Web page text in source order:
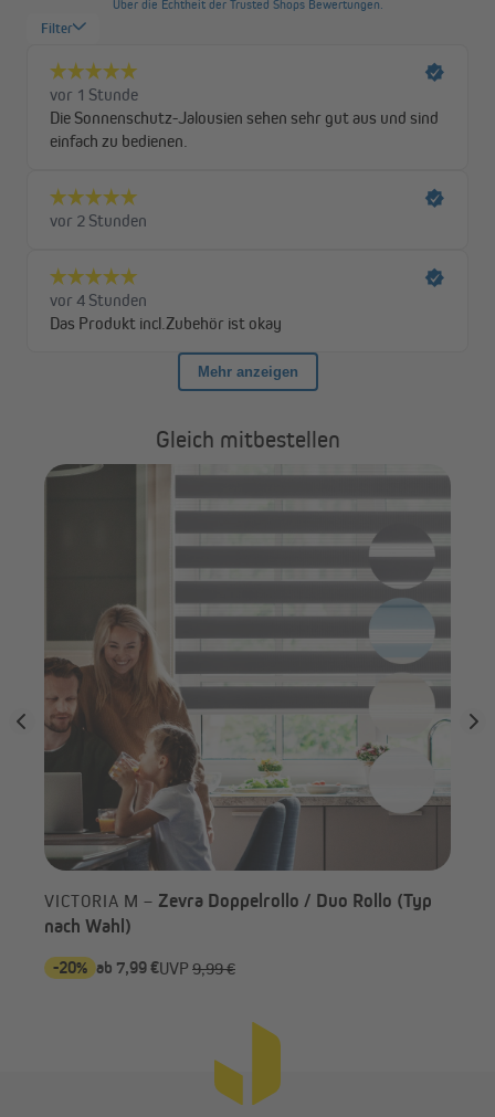
warten musst.
Gleich mitbestellen
VICTORIA M – Zevra Doppelrollo / Duo Rollo (Typ
nach Wahl)
-20% ab 7,99 €UVP 9,99 €